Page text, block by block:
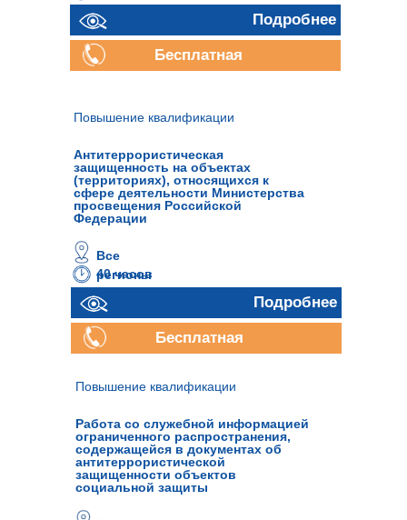
Подробнее
Бесплатная
Повышение квалификации
Антитеррористическая
защищенность на объектах
(территориях), относящихся к
сфере деятельности Министерства
просвещения Российской
Федерации
40 часов
Все
регионы
Подробнее
Бесплатная
Повышение квалификации
Работа со служебной информацией
ограниченного распространения,
содержащейся в документах об
антитеррористической
защищенности объектов
социальной защиты